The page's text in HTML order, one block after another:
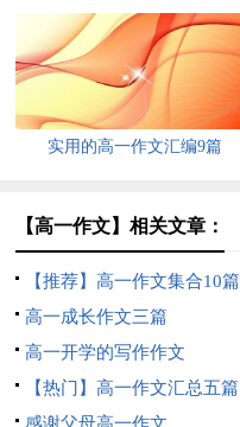
实用的高一作文汇编9篇
【高一作文】相关文章：
【推荐】高一作文集合10篇
高一成长作文三篇
高一开学的写作作文
【热门】高一作文汇总五篇
感谢父母高一作文